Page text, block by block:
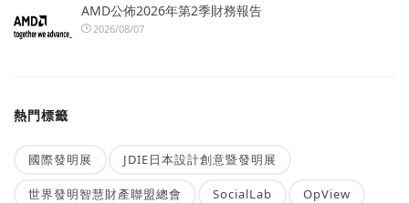
AMD公佈2026年第2季財務報告
2026/08/07
熱門標籤
國際發明展 JDIE日本設計創意暨發明展
世界發明智慧財產聯盟總會 SocialLab OpView